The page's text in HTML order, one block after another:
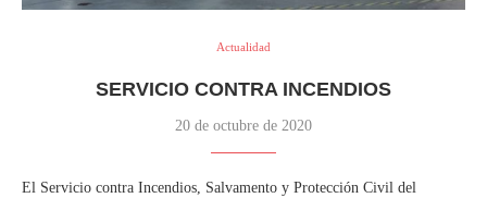
Actualidad
SERVICIO CONTRA INCENDIOS
20 de octubre de 2020
El Servicio contra Incendios, Salvamento y Protección Civil del